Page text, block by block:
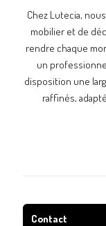
Chez Lutecia,
mobilier et de
rendre chaque
un
disposition une
raffinés,
Contact